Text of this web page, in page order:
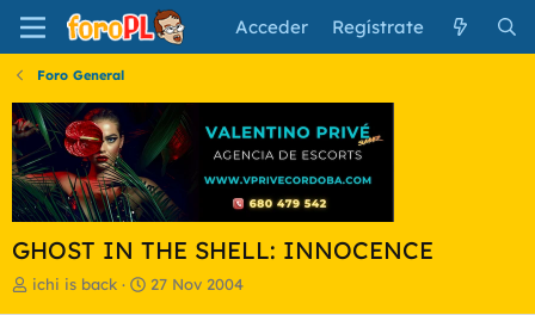
Acceder Regístrate
Foro General
GHOST IN THE SHELL: INNOCENCE
Iichi is back
F
27 Nov 2004